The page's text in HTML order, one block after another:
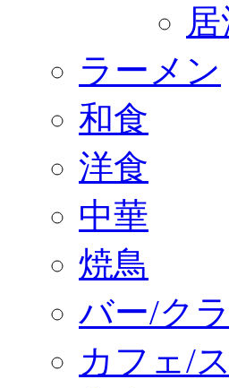
ラーメン
和食
洋食
中華
焼鳥
バー/ク
カフェ/